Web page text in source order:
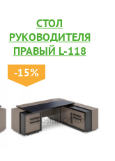
СТОЛ
РУКОВОДИТЕЛЯ
ПРАВЫЙ L-118
-15%